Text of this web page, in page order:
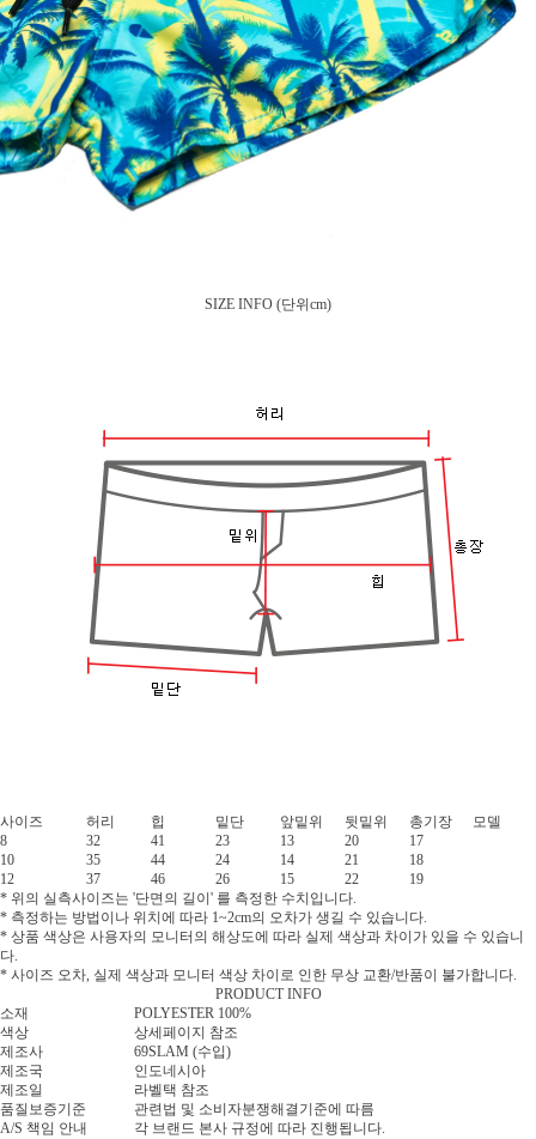
SIZE INFO (단위cm)
사이즈 허리 힙 밑단 앞밑위 뒷밑위 총기장
모델
8
32 41 23 13 20
17
10
35 44 24 14 21
18
12
37 46 26 15 22
19
* 위의 실측사이즈는 '단면의 길이' 를 측정한 수치입니다.
* 측정하는 방법이나 위치에 따라 1~2cm의 오차가 생길 수 있습니다.
* 상품 색상은 사용자의 모니터의 해상도에 따라 실제 색상과 차이가 있을 수 있습니
다.
* 사이즈 오차, 실제 색상과 모니터 색상 차이로 인한 무상 교환/반품이 불가합니다.
PRODUCT INFO
소재
POLYESTER 100%
색상
상세페이지 참조
제조사
69SLAM (수입)
제조국
인도네시아
제조일
라벨택 참조
품질보증기준
관련법 및 소비자분쟁해결기준에 따름
A/S 책임 안내
각 브랜드 본사 규정에 따라 진행됩니다.